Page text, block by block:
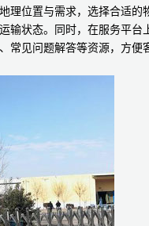
理位置与需求，选择合适的
输状态。同时，在服务平台
常见问题解答等资源，方便